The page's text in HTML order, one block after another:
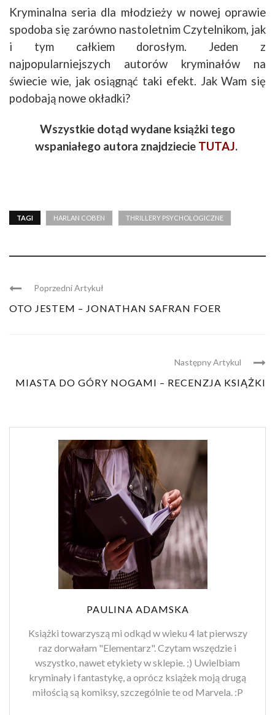
Kryminalna seria dla młodzieży w nowej oprawie
spodoba się zarówno nastoletnim Czytelnikom, jak
i tym całkiem dorosłym. Jeden z
najpopularniejszych autorów kryminałów na
świecie wie, jak osiągnąć taki efekt. Jak Wam się
podobają nowe okładki?
Wszystkie dotąd wydane książki tego
wspaniałego autora znajdziecie TUTAJ.
TAGI HARLAN COBEN THRILLERY PSYCHOLOGICZNE
Poprzedni Artykuł
OTO JESTEM – JONATHAN SAFRAN FOER
Następny Artykul
MIASTA DO GÓRY NOGAMI – RECENZJA KSIĄŻKI
PAULINA ADAMSKA
Książki towarzyszą mi odkąd w wieku 4 lat pierwszy
raz dorwałam "Elementarz". Czytam wszędzie i
wszystko, nawet etykiety w sklepie. ;) Uwielbiam
kryminały i fantastykę, a oprócz książek moją drugą
miłością są komiksy, szczególnie te od Marvela. :P